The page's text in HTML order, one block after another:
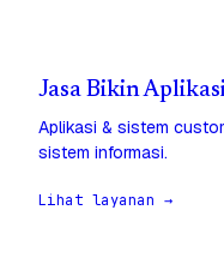
Jasa Bikin
Aplikasi & sistem
sistem informasi.
Lihat layanan →